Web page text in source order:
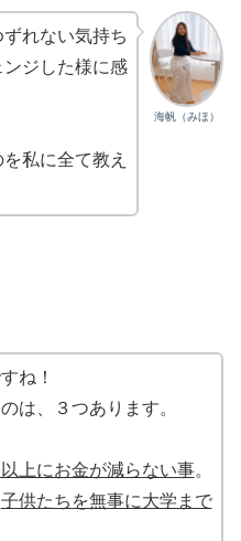
海帆（みほ）
れない気持ち
ジした様に感
私に全て教え
ね！
は、３つあります。
上にお金が減らない事。
子供たちを無事に大学まで